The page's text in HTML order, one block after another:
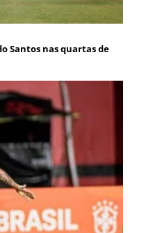
Santos nas quartas de